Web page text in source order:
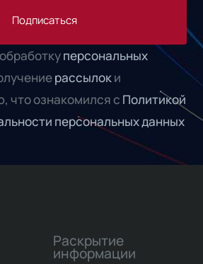
Подписаться
персональных
рассылок и
что ознакомился с Политикой
персональных данных
Раскрытие
информации